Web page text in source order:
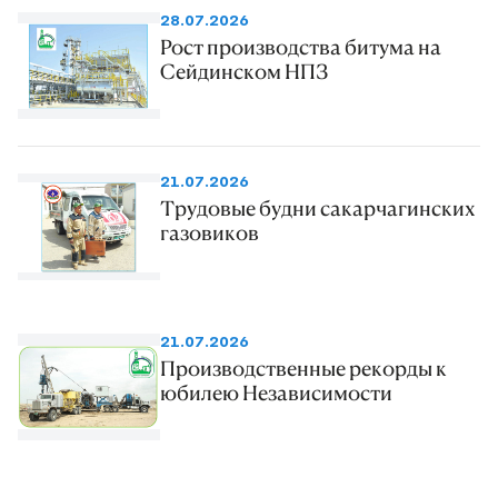
28.07.2026
Рост производства битума на
Сейдинском НПЗ
21.07.2026
Трудовые будни сакарчагинских
газовиков
21.07.2026
Производственные рекорды к
юбилею Независимости